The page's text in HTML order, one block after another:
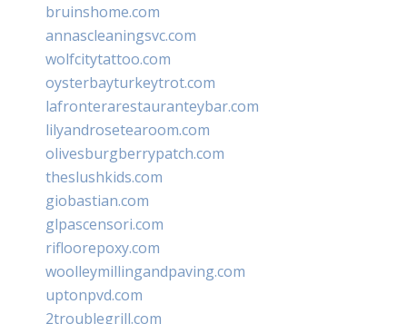
bruinshome.com
annascleaningsvc.com
wolfcitytattoo.com
oysterbayturkeytrot.com
lafronterarestauranteybar.com
lilyandrosetearoom.com
olivesburgberrypatch.com
theslushkids.com
giobastian.com
glpascensori.com
rifloorepoxy.com
woolleymillingandpaving.com
uptonpvd.com
2troublegrill.com